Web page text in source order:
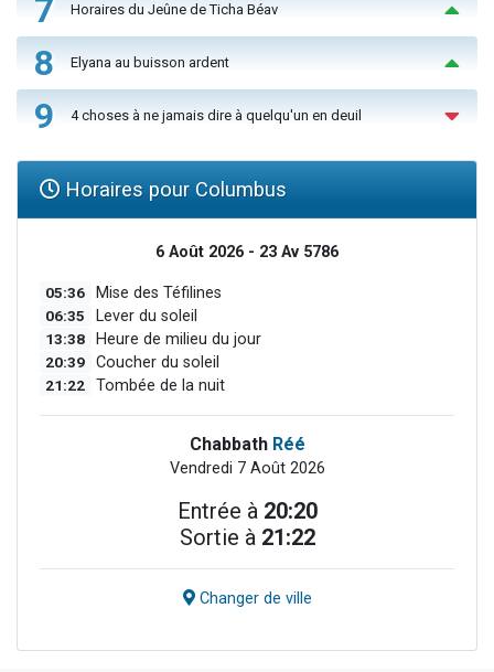
7 Horaires du Jeûne de Ticha Béav
8 Elyana au buisson ardent
9 4 choses à ne jamais dire à quelqu'un en deuil
Horaires pour Columbus
6 Août 2026 - 23 Av 5786
05:36 Mise des Téfilines
06:35 Lever du soleil
13:38 Heure de milieu du jour
20:39 Coucher du soleil
21:22 Tombée de la nuit
Chabbath Réé
Vendredi 7 Août 2026
Entrée à 20:20
Sortie à 21:22
Changer de ville